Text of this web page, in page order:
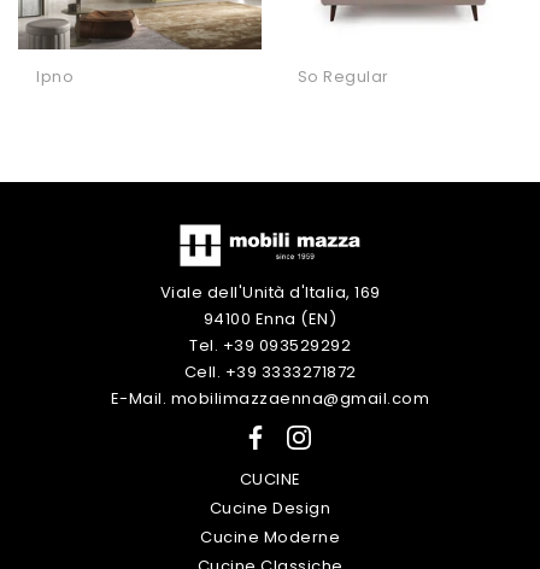
Ipno So Regular
Viale dell'Unità d'Italia, 169
94100 Enna (EN)
Tel. +39 093529292
Cell. +39 3333271872
E-Mail. mobilimazzaenna@gmail.com
CUCINE
Cucine Design
Cucine Moderne